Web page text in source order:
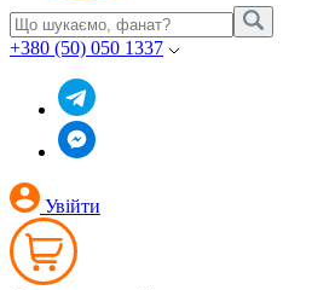
+380 (50) 050 1337
Увійти